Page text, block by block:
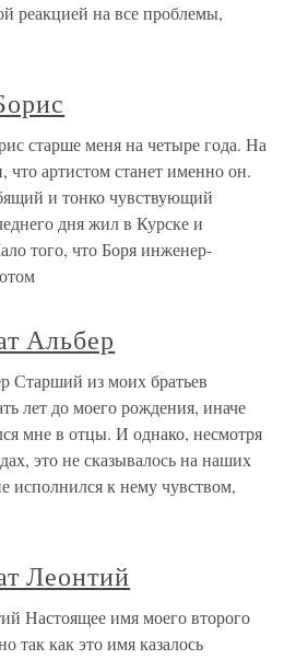
реакцией на все проблемы,
старше меня на четыре года. На
что артистом станет именно он.
и тонко чувствующий
дня жил в Курске и
того, что Боря инженер-
Альбер
Старший из моих братьев
лет до моего рождения, иначе
мне в отцы. И однако, несмотря
это не сказывалось на наших
исполнился к нему чувством,
Леонтий
Настоящее имя моего второго
так как это имя казалось